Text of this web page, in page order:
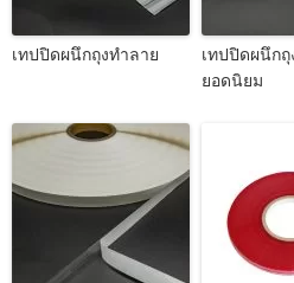
เทปปิดผนึกถุงทำลาย
เทปปิดผนึกถุ
ยอดนิยม